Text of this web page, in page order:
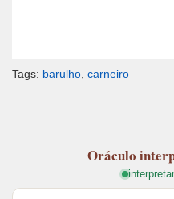
Tags: barulho carneiro
Oráculo